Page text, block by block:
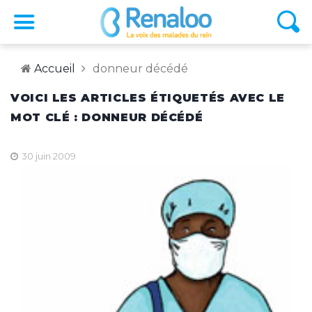
Accueil donneur décédé
VOICI LES ARTICLES ÉTIQUETÉS AVEC LE
MOT CLÉ : DONNEUR DÉCÉDÉ
30 juin 2009